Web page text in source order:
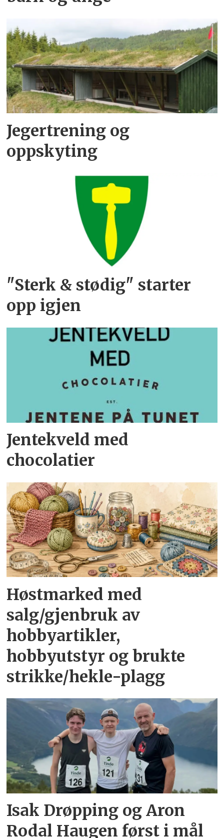
Jegertrening og
oppskyting
"Sterk & stødig" starter
opp igjen
Jentekveld med
chocolatier
Høstmarked med
salg/gjenbruk av
hobbyartikler,
hobbyutstyr og brukte
strikke/hekle-plagg
Isak Drøpping og Aron
Rodal Haugen først i mål